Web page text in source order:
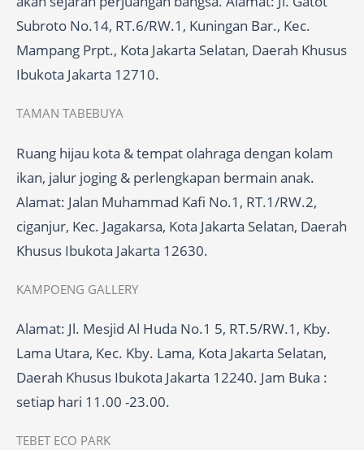
Subroto No.14, RT.6/RW.1, Kuningan Bar., Kec.
Mampang Prpt., Kota Jakarta Selatan, Daerah Khusus
Ibukota Jakarta 12710.
TAMAN TABEBUYA
Ruang hijau kota & tempat olahraga dengan kolam
ikan, jalur joging & perlengkapan bermain anak.
Alamat: Jalan Muhammad Kafi No.1, RT.1/RW.2,
ciganjur, Kec. Jagakarsa, Kota Jakarta Selatan, Daerah
Khusus Ibukota Jakarta 12630.
KAMPOENG GALLERY
Alamat: Jl. Mesjid Al Huda No.1 5, RT.5/RW.1, Kby.
Lama Utara, Kec. Kby. Lama, Kota Jakarta Selatan,
Daerah Khusus Ibukota Jakarta 12240. Jam Buka :
setiap hari 11.00 -23.00.
TEBET ECO PARK